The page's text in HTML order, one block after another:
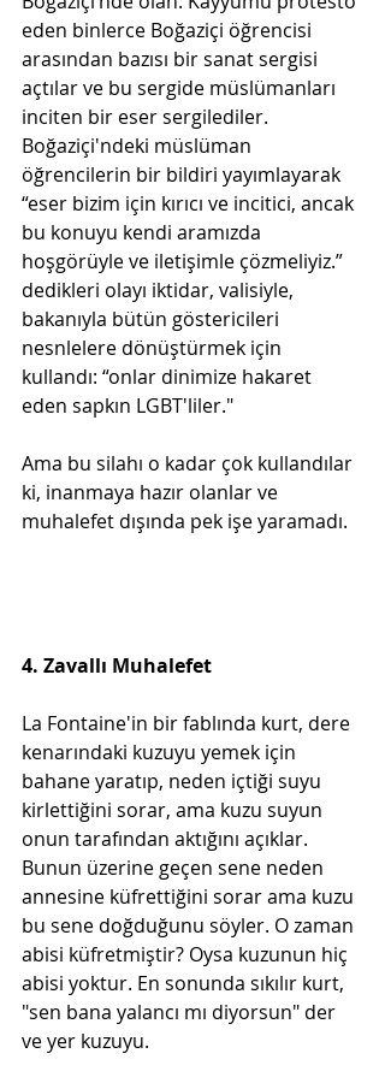
eden binlerce Boğaziçi öğrencisi
arasından bazısı bir sanat sergisi
açtılar ve bu sergide müslümanları
inciten bir eser sergilediler.
Boğaziçi'ndeki müslüman
öğrencilerin bir bildiri yayımlayarak
“eser bizim için kırıcı ve incitici, ancak
bu konuyu kendi aramızda
hoşgörüyle ve iletişimle çözmeliyiz.”
dedikleri olayı iktidar, valisiyle,
bakanıyla bütün göstericileri
nesnlelere dönüştürmek için
kullandı: “onlar dinimize hakaret
eden sapkın LGBT'liler."
Ama bu silahı o kadar çok kullandılar
ki, inanmaya hazır olanlar ve
muhalefet dışında pek işe yaramadı.
4. Zavallı Muhalefet
La Fontaine'in bir fablında kurt, dere
kenarındaki kuzuyu yemek için
bahane yaratıp, neden içtiği suyu
kirlettiğini sorar, ama kuzu suyun
onun tarafından aktığını açıklar.
Bunun üzerine geçen sene neden
annesine küfrettiğini sorar ama kuzu
bu sene doğduğunu söyler. O zaman
abisi küfretmiştir? Oysa kuzunun hiç
abisi yoktur. En sonunda sıkılır kurt,
"sen bana yalancı mı diyorsun" der
ve yer kuzuyu.